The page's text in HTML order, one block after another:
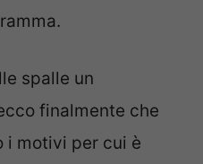
spalle un
finalmente che
i motivi per cui è